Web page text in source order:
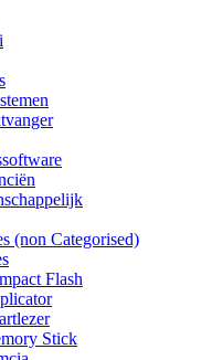
(non Categorised)
Flash
Stick